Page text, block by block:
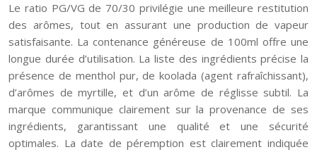
Le ratio PG/VG de 70/30 privilégie une meilleure restitution
des arômes, tout en assurant une production de vapeur
satisfaisante. La contenance généreuse de 100ml offre une
longue durée d’utilisation. La liste des ingrédients précise la
présence de menthol pur, de koolada (agent rafraîchissant),
d’arômes de myrtille, et d’un arôme de réglisse subtil. La
marque communique clairement sur la provenance de ses
ingrédients, garantissant une qualité et une sécurité
optimales. La date de péremption est clairement indiquée